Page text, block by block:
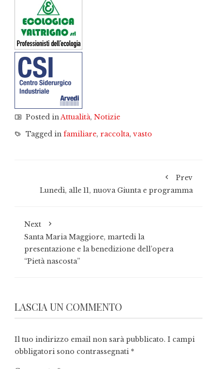
Posted inAttualità, Notizie
Tagged in familiare, raccolta,vasto
Prev
Lunedì, alle 11, nuova Giunta e programma
Next
Santa Maria Maggiore, martedi la
presentazione e la benedizione dell’opera
“Pietà nascosta”
LASCIA UN COMMENTO
Il tuo indirizzo email non sarà pubblicato. I campi
obbligatori sono contrassegnati *